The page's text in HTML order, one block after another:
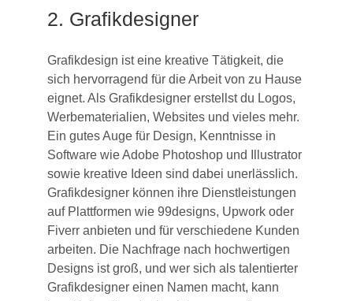
2. Grafikdesigner
Grafikdesign ist eine kreative Tätigkeit, die
sich hervorragend für die Arbeit von zu Hause
eignet. Als Grafikdesigner erstellst du Logos,
Werbematerialien, Websites und vieles mehr.
Ein gutes Auge für Design, Kenntnisse in
Software wie Adobe Photoshop und Illustrator
sowie kreative Ideen sind dabei unerlässlich.
Grafikdesigner können ihre Dienstleistungen
auf Plattformen wie 99designs, Upwork oder
Fiverr anbieten und für verschiedene Kunden
arbeiten. Die Nachfrage nach hochwertigen
Designs ist groß, und wer sich als talentierter
Grafikdesigner einen Namen macht, kann